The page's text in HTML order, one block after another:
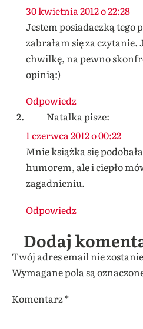
30 kwietnia 2012 o 22:28
Jestem posiadaczką tego
zabrałam się za
chwilkę, na pewno
opinią:)
Odpowiedz
Natalkapisze:
1 czerwca 2012 o 00:22
Mnie książka się
humorem, ale i ciepło
zagadnieniu.
Odpowiedz
Dodaj
Twój adres email nie
Wymagane pola są
Komentarz*